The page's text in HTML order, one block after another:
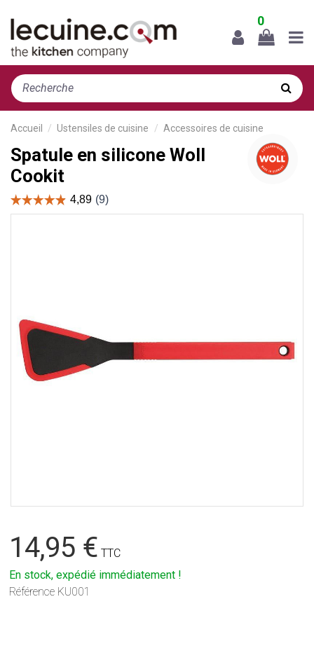
0
Accueil Ustensiles de cuisine Accessoires de cuisine
Spatule en silicone Woll
Cookit
14,95 € TTC
En stock, expédié immédiatement !
Référence KU001